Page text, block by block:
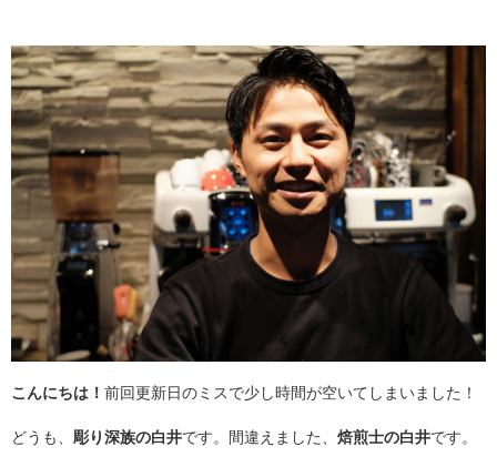
こんにちは！ 前回更新日のミスで少し時間が空いてしまいました！
どうも、 彫り深族の白井です。間違えました、 焙煎士の白井です。